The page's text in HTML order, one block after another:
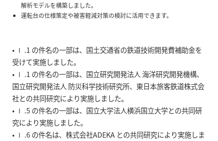
解析モデルを構築しました。
運転台の仕様策定や被害軽減対策の検討に活用できます。
• Ⅰ .1 の件名の一部は、国土交通省の鉄道技術開発費補助金を
受けて実施しました。
• Ⅰ .1 の件名の一部は、国立研究開発法人 海洋研究開発機構、
国立研究開発法人 防災科学技術研究所、東日本旅客鉄道株式会
社との共同研究により実施しました。
• Ⅰ .5 の件名の一部は、国立大学法人横浜国立大学との共同研
究により実施しました。
• Ⅰ .6 の件名は、株式会社ADEKA との共同研究により実施しま